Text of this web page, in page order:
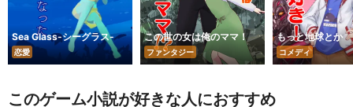
Sea Glass-シーグラス-
恋愛
この世の女は俺のママ！
ファンタジー
もっと地球とか
コメディ
このゲーム小説が好きな人におすすめ